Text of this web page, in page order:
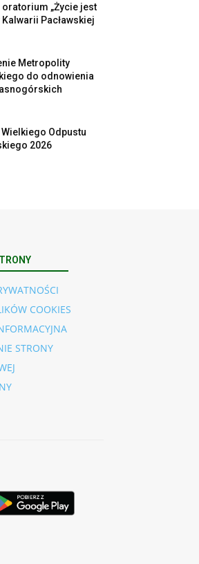
„Życie jest
Kalwarii Pacławskiej
Metropolity
do odnowienia
Odpustu
2026
COOKIES
STRONY